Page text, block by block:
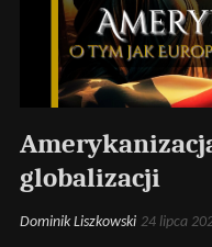
globalizacji
Dominik Liszkowski 24 lipca